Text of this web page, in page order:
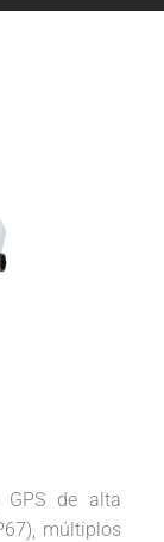
GPS de alta
múltiplos